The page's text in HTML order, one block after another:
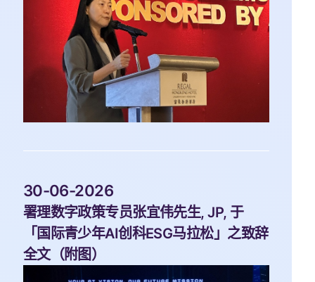
30-06-2026
署理数字政策专员张宜伟先生, JP, 于
「国际青少年AI创科ESG马拉松」之致辞
全文（附图）